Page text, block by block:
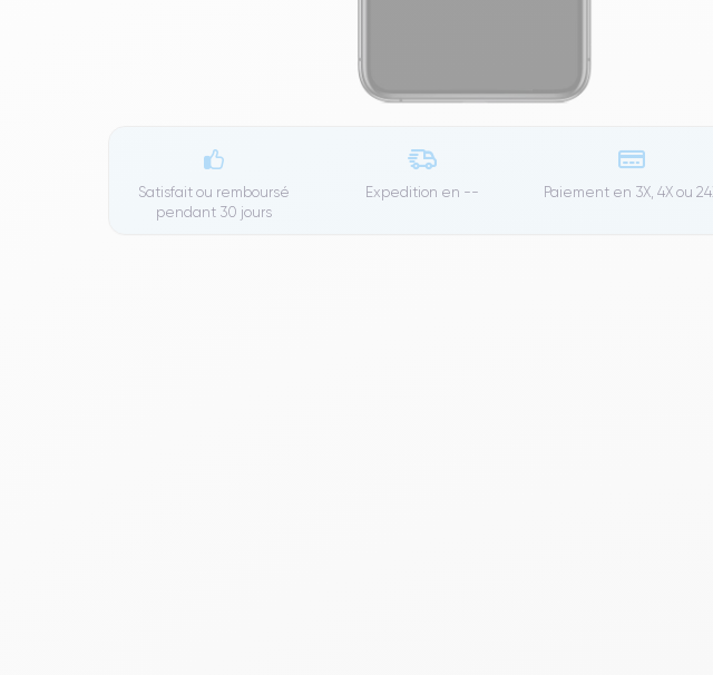
Satisfait ou remboursé
pendant 30 jours
Expedition en -- Paiement en 3X, 4X ou